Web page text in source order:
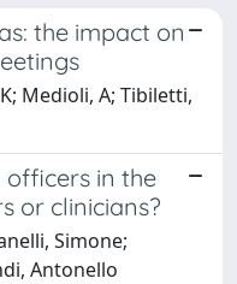
the impact on
Medioli, A; Tibiletti,
officers in the
or clinicians?
Simone;
Antonello